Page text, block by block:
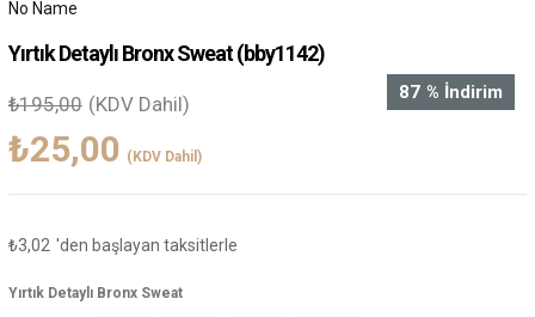
No Name
Yırtık Detaylı Bronx Sweat(bby1142)
%
87 İndirim
₺195,00 (KDV Dahil)
₺25,00 (KDV Dahil)
₺3,02 'den başlayan taksitlerle
Yırtık Detaylı Bronx Sweat